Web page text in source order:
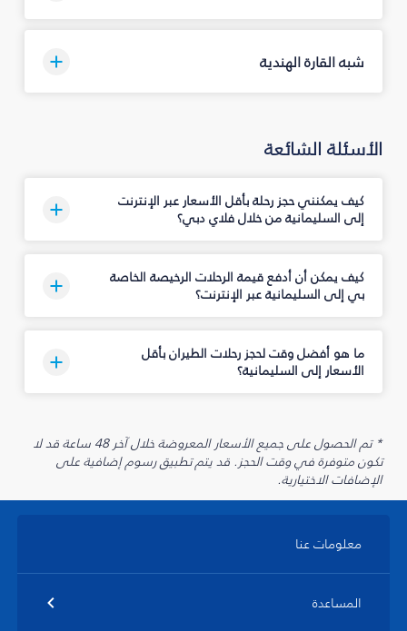
شبه القارة الهندية
الأسئلة الشائعة
كيف يمكنني حجز رحلة بأقل الأسعار عبر الإنترنت
إلى السليمانية‎ من خلال فلاي دبي؟
كيف يمكن أن أدفع قيمة الرحلات الرخيصة الخاصة
بي إلى السليمانية‎ عبر الإنترنت؟
ما هو أفضل وقت لحجز رحلات الطيران بأقل
الأسعار إلى السليمانية‎؟
* تم الحصول على جميع الأسعار المعروضة خلال آخر 48 ساعة قد لا
تكون متوفرة في وقت الحجز. قد يتم تطبيق رسوم إضافية على
الإضافات الاختيارية.
معلومات عنا
المساعدة